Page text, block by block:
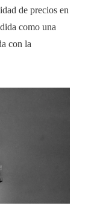
de precios en
como una
con la